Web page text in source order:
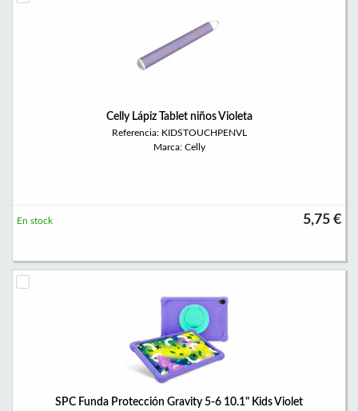
Celly Lápiz Tablet niños Violeta
Referencia: KIDSTOUCHPENVL
Marca: Celly
5,75 €
En stock
SPC Funda Protección Gravity 5-6 10.1" Kids Violet